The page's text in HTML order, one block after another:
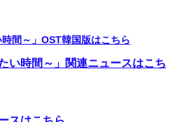
間～」OST韓国版はこちら
い時間～」関連ニュースはこち